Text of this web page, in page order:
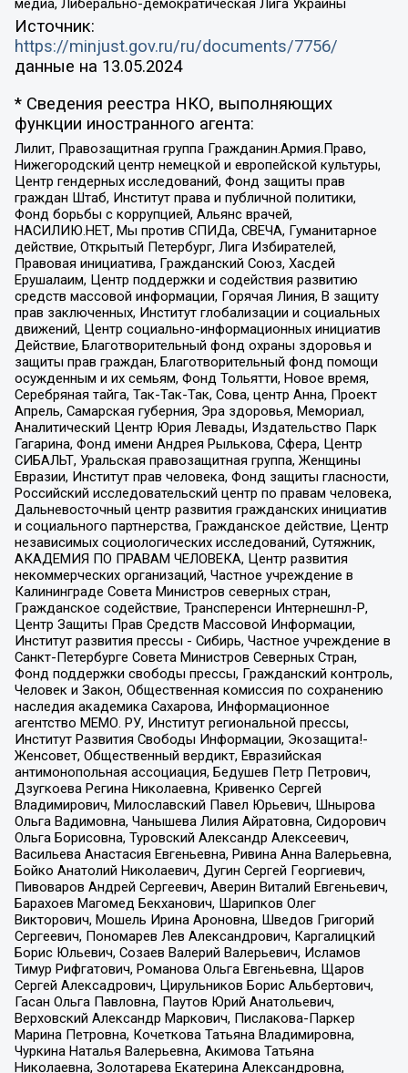
медиа, Либерально-демократическая Лига Украины
Источник:
https://minjust.gov.ru/ru/documents/7756/
данные на 13.05.2024
* Сведения реестра НКО, выполняющих
функции иностранного агента:
Лилит, Правозащитная группа Гражданин.Армия.Право,
Нижегородский центр немецкой и европейской культуры,
Центр гендерных исследований, Фонд защиты прав
граждан Штаб, Институт права и публичной политики,
Фонд борьбы с коррупцией, Альянс врачей,
НАСИЛИЮ.НЕТ, Мы против СПИДа, СВЕЧА, Гуманитарное
действие, Открытый Петербург, Лига Избирателей,
Правовая инициатива, Гражданский Союз, Хасдей
Ерушалаим, Центр поддержки и содействия развитию
средств массовой информации, Горячая Линия, В защиту
прав заключенных, Институт глобализации и социальных
движений, Центр социально-информационных инициатив
Действие, Благотворительный фонд охраны здоровья и
защиты прав граждан, Благотворительный фонд помощи
осужденным и их семьям, Фонд Тольятти, Новое время,
Серебряная тайга, Так-Так-Так, Сова, центр Анна, Проект
Апрель, Самарская губерния, Эра здоровья, Мемориал,
Аналитический Центр Юрия Левады, Издательство Парк
Гагарина, Фонд имени Андрея Рылькова, Сфера, Центр
СИБАЛЬТ, Уральская правозащитная группа, Женщины
Евразии, Институт прав человека, Фонд защиты гласности,
Российский исследовательский центр по правам человека,
Дальневосточный центр развития гражданских инициатив
и социального партнерства, Гражданское действие, Центр
независимых социологических исследований, Сутяжник,
АКАДЕМИЯ ПО ПРАВАМ ЧЕЛОВЕКА, Центр развития
некоммерческих организаций, Частное учреждение в
Калининграде Совета Министров северных стран,
Гражданское содействие, Трансперенси Интернешнл-Р,
Центр Защиты Прав Средств Массовой Информации,
Институт развития прессы - Сибирь, Частное учреждение в
Санкт-Петербурге Совета Министров Северных Стран,
Фонд поддержки свободы прессы, Гражданский контроль,
Человек и Закон, Общественная комиссия по сохранению
наследия академика Сахарова, Информационное
агентство МЕМО. РУ, Институт региональной прессы,
Институт Развития Свободы Информации, Экозащита!-
Женсовет, Общественный вердикт, Евразийская
антимонопольная ассоциация, Бедушев Петр Петрович,
Дзугкоева Регина Николаевна, Кривенко Сергей
Владимирович, Милославский Павел Юрьевич, Шнырова
Ольга Вадимовна, Чанышева Лилия Айратовна, Сидорович
Ольга Борисовна, Туровский Александр Алексеевич,
Васильева Анастасия Евгеньевна, Ривина Анна Валерьевна,
Бойко Анатолий Николаевич, Дугин Сергей Георгиевич,
Пивоваров Андрей Сергеевич, Аверин Виталий Евгеньевич,
Барахоев Магомед Бекханович, Шарипков Олег
Викторович, Мошель Ирина Ароновна, Шведов Григорий
Сергеевич, Пономарев Лев Александрович, Каргалицкий
Борис Юльевич, Созаев Валерий Валерьевич, Исламов
Тимур Рифгатович, Романова Ольга Евгеньевна, Щаров
Сергей Алексадрович, Цирульников Борис Альбертович,
Гасан Ольга Павловна, Паутов Юрий Анатольевич,
Верховский Александр Маркович, Пислакова-Паркер
Марина Петровна, Кочеткова Татьяна Владимировна,
Чуркина Наталья Валерьевна, Акимова Татьяна
Николаевна, Золотарева Екатерина Александровна,